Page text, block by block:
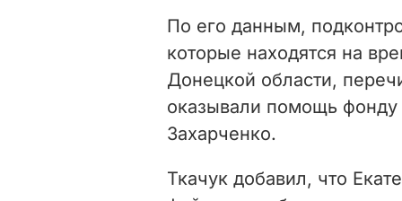
По его данным,
которые находятся на
Донецкой области,
оказывали помощь
Захарченко.
Ткачук добавил, что